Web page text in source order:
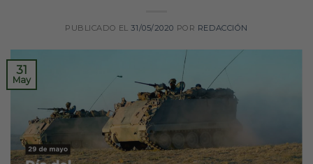
PUBLICADO EL 31/05/2020 POR REDACCIÓN
31
May